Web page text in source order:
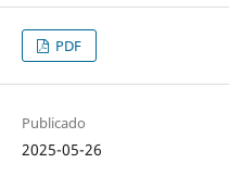
PDF
Publicado
2025-05-26